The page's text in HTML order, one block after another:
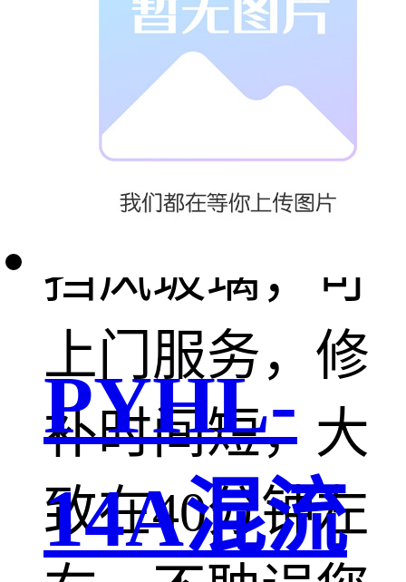
补挡风玻璃，
经验丰富技术
强，修复汽车
挡风玻璃，可
上门服务，修
补时间短，大
致在40分钟左
PYHL-
14A混流